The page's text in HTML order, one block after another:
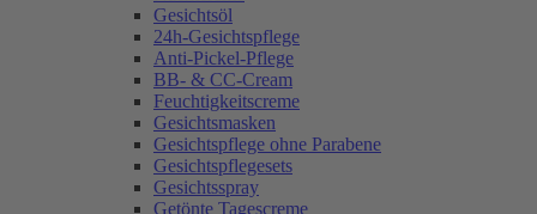
Gesichtsöl
24h-Gesichtspflege
Anti-Pickel-Pflege
BB- & CC-Cream
Feuchtigkeitscreme
Gesichtsmasken
Gesichtspflege ohne Parabene
Gesichtspflegesets
Gesichtsspray
Getönte Tagescreme